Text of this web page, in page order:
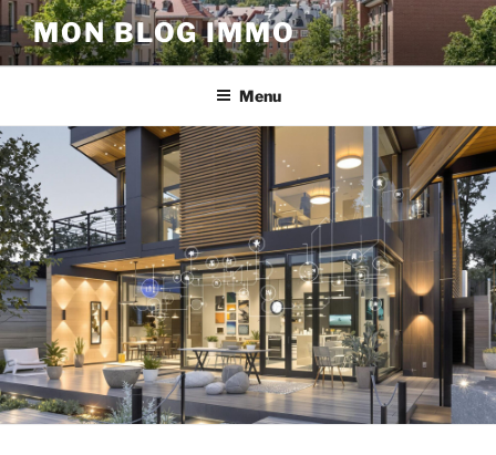
Aller
au
contenu
MON BLOG IMMO
Menu